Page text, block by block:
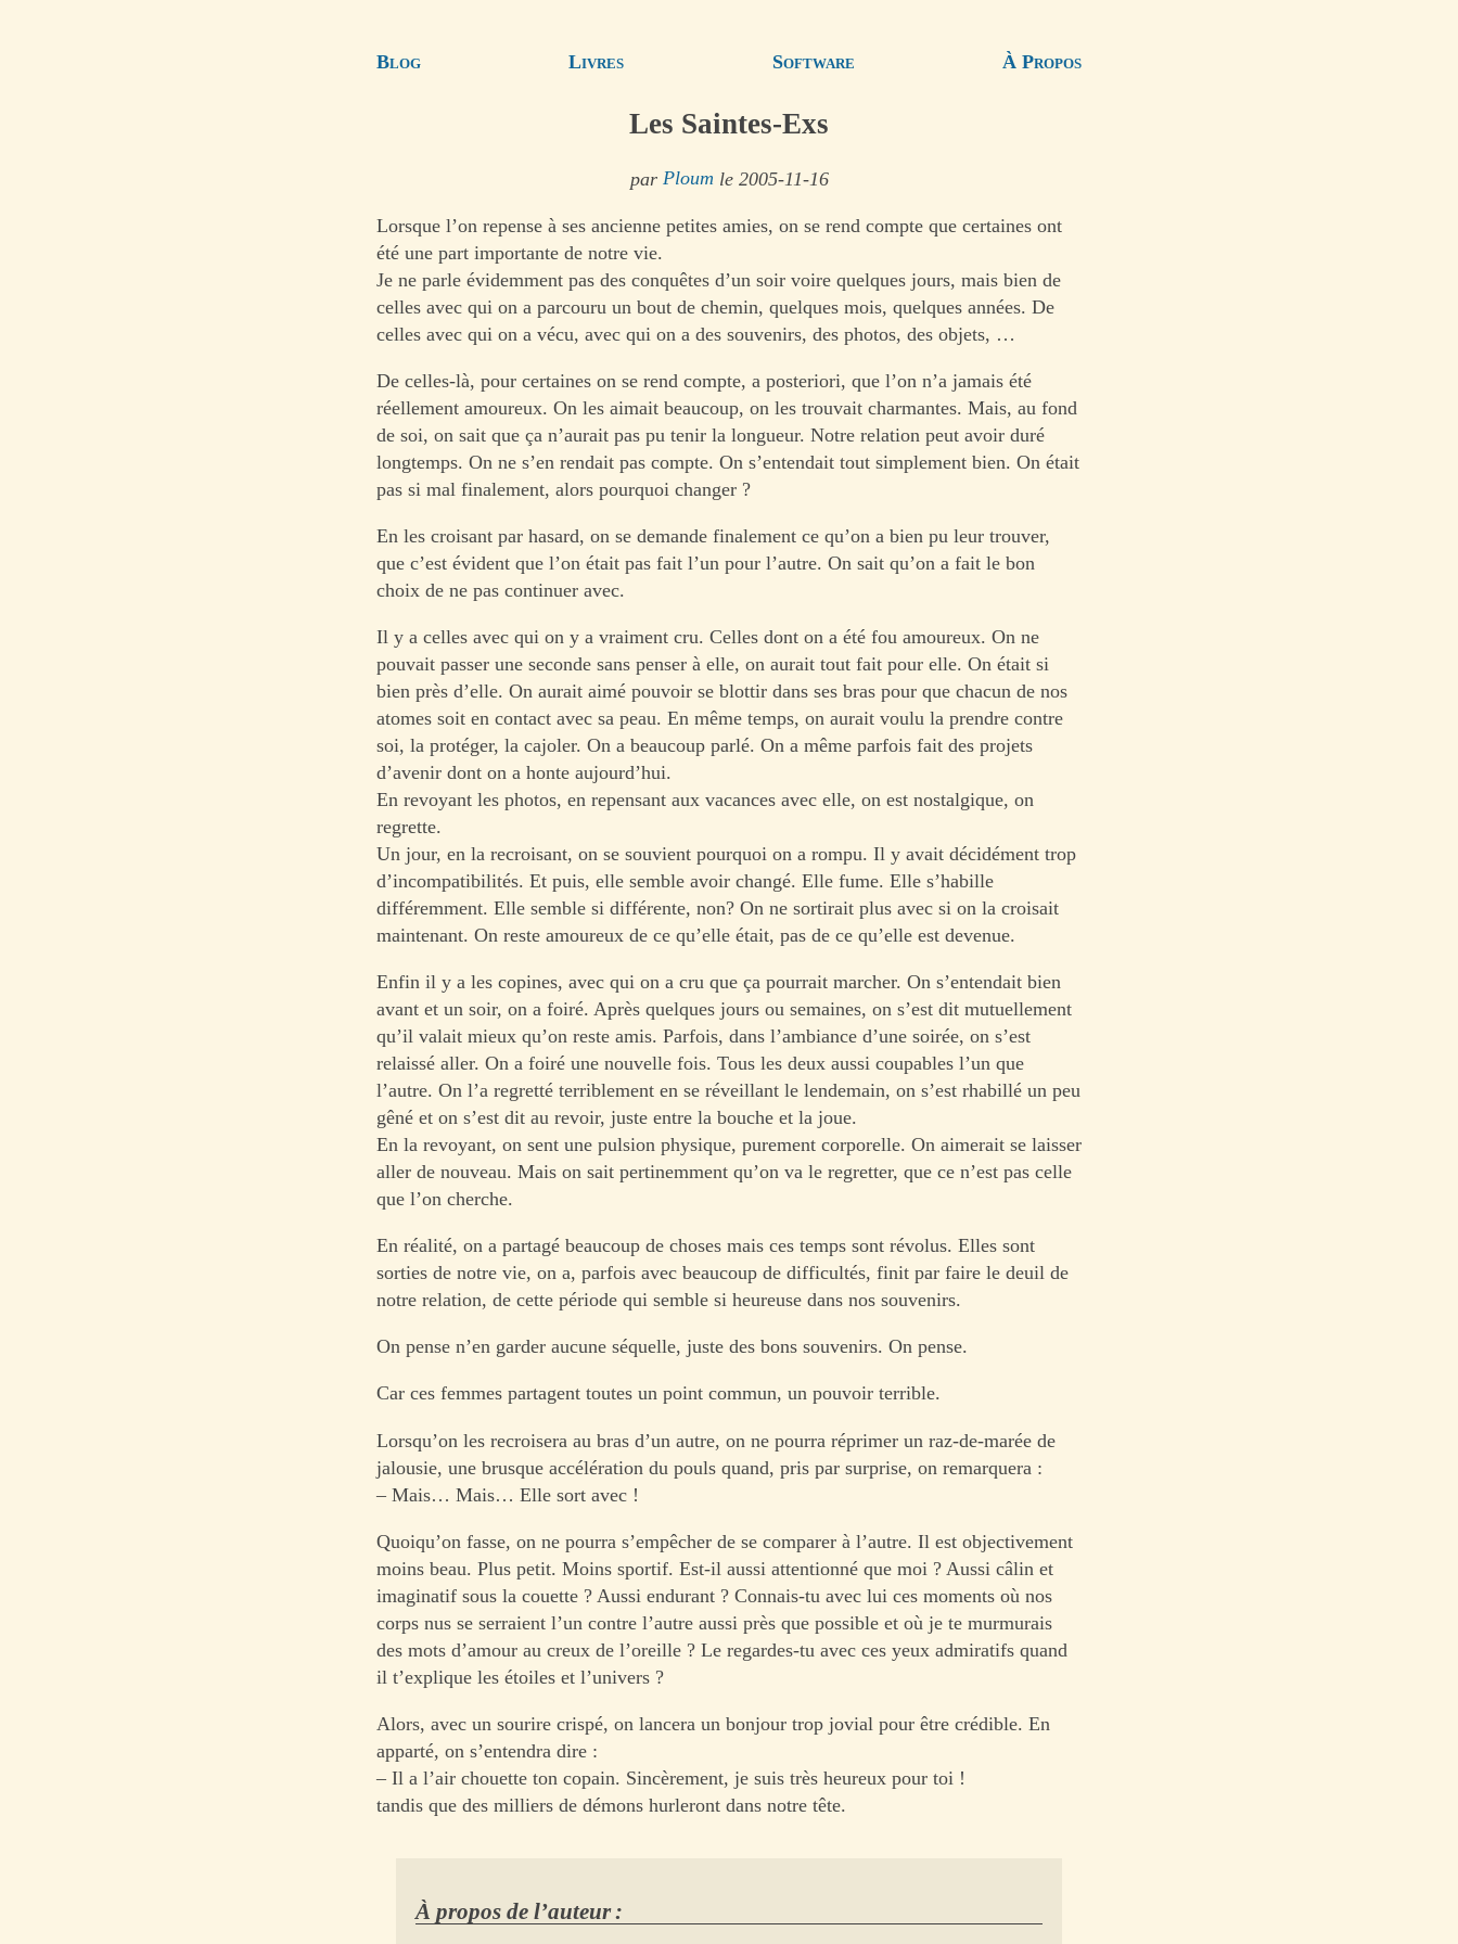
Blog Livres Software À Propos
Les Saintes-Exs
par Ploum le 2005-11-16
Lorsque l’on repense à ses ancienne petites amies, on se rend compte que certaines ont
été une part importante de notre vie.
Je ne parle évidemment pas des conquêtes d’un soir voire quelques jours, mais bien de
celles avec qui on a parcouru un bout de chemin, quelques mois, quelques années. De
celles avec qui on a vécu, avec qui on a des souvenirs, des photos, des objets, …
De celles-là, pour certaines on se rend compte, a posteriori, que l’on n’a jamais été
réellement amoureux. On les aimait beaucoup, on les trouvait charmantes. Mais, au fond
de soi, on sait que ça n’aurait pas pu tenir la longueur. Notre relation peut avoir duré
longtemps. On ne s’en rendait pas compte. On s’entendait tout simplement bien. On était
pas si mal finalement, alors pourquoi changer ?
En les croisant par hasard, on se demande finalement ce qu’on a bien pu leur trouver,
que c’est évident que l’on était pas fait l’un pour l’autre. On sait qu’on a fait le bon
choix de ne pas continuer avec.
Il y a celles avec qui on y a vraiment cru. Celles dont on a été fou amoureux. On ne
pouvait passer une seconde sans penser à elle, on aurait tout fait pour elle. On était si
bien près d’elle. On aurait aimé pouvoir se blottir dans ses bras pour que chacun de nos
atomes soit en contact avec sa peau. En même temps, on aurait voulu la prendre contre
soi, la protéger, la cajoler. On a beaucoup parlé. On a même parfois fait des projets
d’avenir dont on a honte aujourd’hui.
En revoyant les photos, en repensant aux vacances avec elle, on est nostalgique, on
regrette.
Un jour, en la recroisant, on se souvient pourquoi on a rompu. Il y avait décidément trop
d’incompatibilités. Et puis, elle semble avoir changé. Elle fume. Elle s’habille
différemment. Elle semble si différente, non? On ne sortirait plus avec si on la croisait
maintenant. On reste amoureux de ce qu’elle était, pas de ce qu’elle est devenue.
Enfin il y a les copines, avec qui on a cru que ça pourrait marcher. On s’entendait bien
avant et un soir, on a foiré. Après quelques jours ou semaines, on s’est dit mutuellement
qu’il valait mieux qu’on reste amis. Parfois, dans l’ambiance d’une soirée, on s’est
relaissé aller. On a foiré une nouvelle fois. Tous les deux aussi coupables l’un que
l’autre. On l’a regretté terriblement en se réveillant le lendemain, on s’est rhabillé un peu
gêné et on s’est dit au revoir, juste entre la bouche et la joue.
En la revoyant, on sent une pulsion physique, purement corporelle. On aimerait se laisser
aller de nouveau. Mais on sait pertinemment qu’on va le regretter, que ce n’est pas celle
que l’on cherche.
En réalité, on a partagé beaucoup de choses mais ces temps sont révolus. Elles sont
sorties de notre vie, on a, parfois avec beaucoup de difficultés, finit par faire le deuil de
notre relation, de cette période qui semble si heureuse dans nos souvenirs.
On pense n’en garder aucune séquelle, juste des bons souvenirs. On pense.
Car ces femmes partagent toutes un point commun, un pouvoir terrible.
Lorsqu’on les recroisera au bras d’un autre, on ne pourra réprimer un raz-de-marée de
jalousie, une brusque accélération du pouls quand, pris par surprise, on remarquera :
– Mais… Mais… Elle sort avec !
Quoiqu’on fasse, on ne pourra s’empêcher de se comparer à l’autre. Il est objectivement
moins beau. Plus petit. Moins sportif. Est-il aussi attentionné que moi ? Aussi câlin et
imaginatif sous la couette ? Aussi endurant ? Connais-tu avec lui ces moments où nos
corps nus se serraient l’un contre l’autre aussi près que possible et où je te murmurais
des mots d’amour au creux de l’oreille ? Le regardes-tu avec ces yeux admiratifs quand
il t’explique les étoiles et l’univers ?
Alors, avec un sourire crispé, on lancera un bonjour trop jovial pour être crédible. En
apparté, on s’entendra dire :
– Il a l’air chouette ton copain. Sincèrement, je suis très heureux pour toi !
tandis que des milliers de démons hurleront dans notre tête.
À propos de l’auteur :